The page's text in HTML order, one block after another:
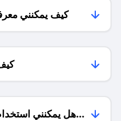
كيف يمكنني
هل يمكنني